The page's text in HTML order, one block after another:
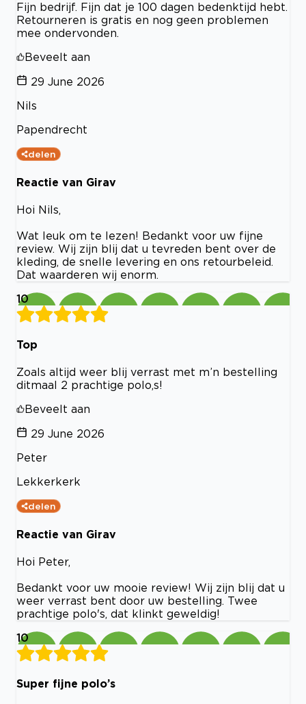
Fijn bedrijf. Fijn dat je 100 dagen bedenktijd hebt.
Retourneren is gratis en nog geen problemen
mee ondervonden.
Beveelt aan
29 June 2026
Nils
Papendrecht
delen
Reactie van Girav
Hoi Nils,
Wat leuk om te lezen! Bedankt voor uw fijne
review. Wij zijn blij dat u tevreden bent over de
kleding, de snelle levering en ons retourbeleid.
Dat waarderen wij enorm.
10
Top
Zoals altijd weer blij verrast met m’n bestelling
ditmaal 2 prachtige polo,s!
Beveelt aan
29 June 2026
Peter
Lekkerkerk
delen
Reactie van Girav
Hoi Peter,
Bedankt voor uw mooie review! Wij zijn blij dat u
weer verrast bent door uw bestelling. Twee
prachtige polo's, dat klinkt geweldig!
10
Super fijne polo’s